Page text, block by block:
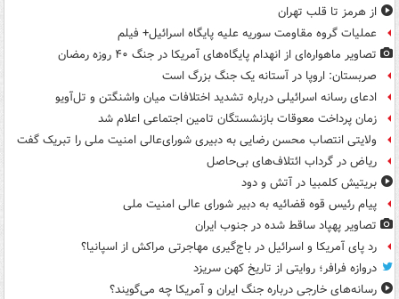
از هرمز تا قلب تهران
عملیات گروه مقاومت سوریه علیه پایگاه اسرائیل+ فیلم
تصاویر ماهواره‌ای از انهدام پایگاه‌های آمریکا در جنگ ۴۰ روزه رمضان
صربستان: اروپا در آستانه یک جنگ بزرگ است
ادعای رسانه اسرائیلی درباره تشدید اختلافات میان واشنگتن و تل‌آویو
زمان پرداخت معوقات بازنشستگان تامین اجتماعی اعلام شد
ولایتی انتصاب محسن رضایی به دبیری شورای‌عالی امنیت ملی را تبریک گفت
ریاض در گرداب ائتلاف‌های بی‌حاصل
بریتیش کلمبیا در آتش و دود
پیام رئیس قوه قضائیه به دبیر شورای عالی امنیت ملی
تصاویر پهپاد ساقط شده در جنوب ایران
رد پای آمریکا و اسرائیل در باج‌گیری مهاجرتی مراکش از اسپانیا؟
دروازه فرافر؛ روایتی از تاریخ کهن سریزد
رسانه‌های خارجی درباره جنگ ایران و آمریکا چه می‌گویند؟